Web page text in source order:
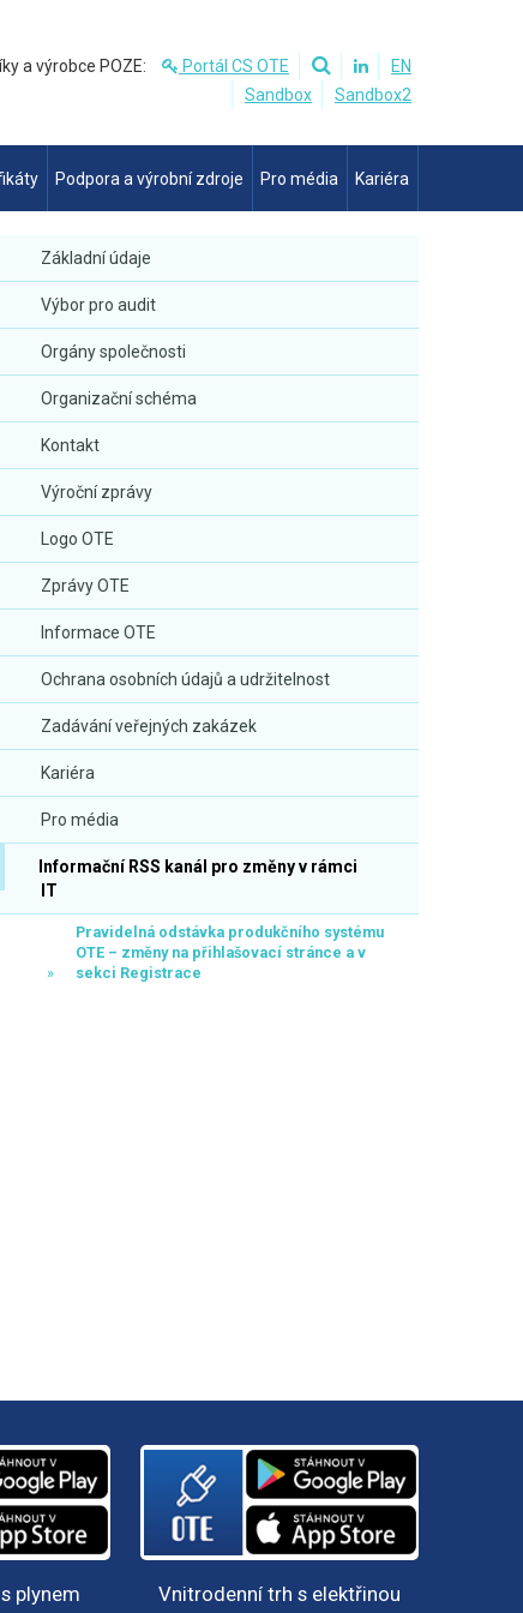
a výrobce POZE: Portál CS OTE
EN
Sandbox
Sandbox2
Podpora a výrobní zdroje Pro média Kariéra
Základní údaje
Výbor pro audit
Orgány společnosti
Organizační schéma
Kontakt
Výroční zprávy
Logo OTE
Zprávy OTE
Informace OTE
Ochrana osobních údajů a udržitelnost
Zadávání veřejných zakázek
Kariéra
Pro média
Informační RSS kanál pro změny v rámci
IT
Pravidelná odstávka produkčního systému
OTE – změny na přihlašovací stránce a v
sekci Registrace
plynem Vnitrodenní trh s elektřinou